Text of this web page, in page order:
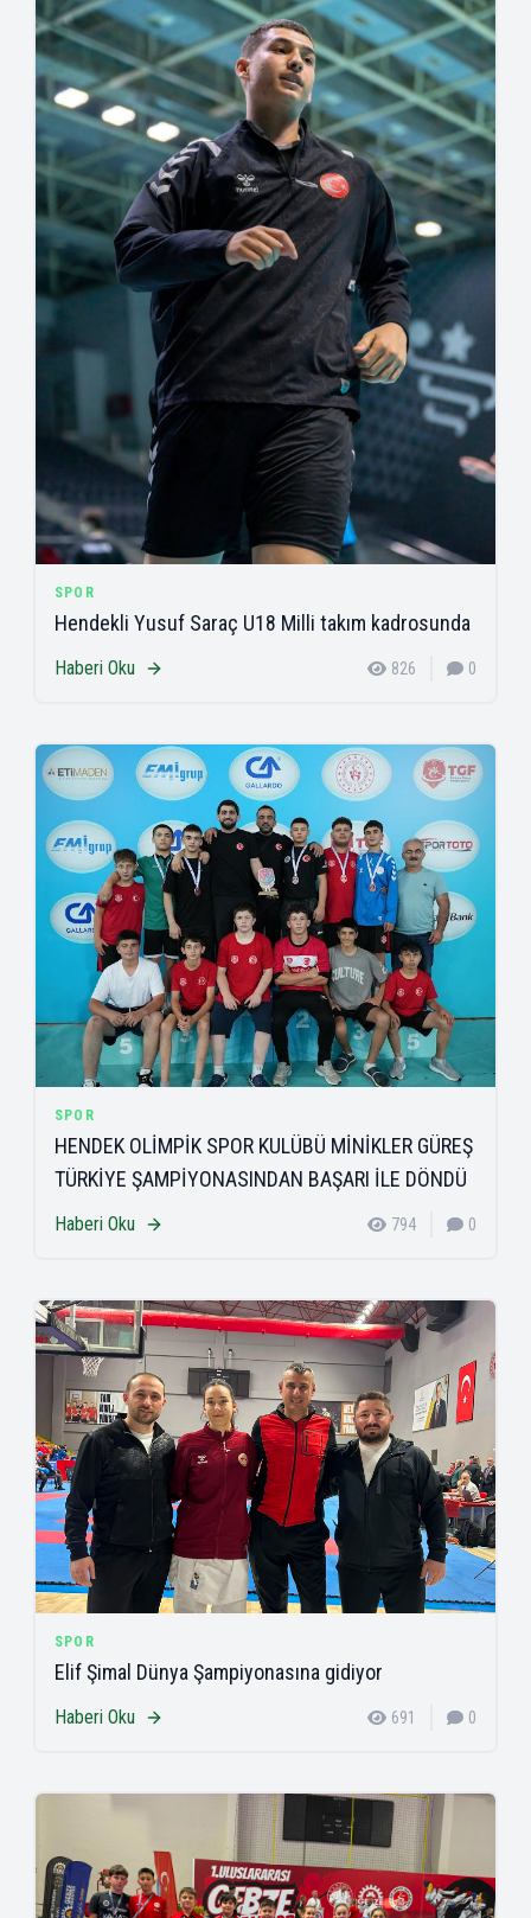
SPOR
Hendekli Yusuf Saraç U18 Milli takım kadrosunda
Haberi Oku 826 0
SPOR
HENDEK OLİMPİK SPOR KULÜBÜ MİNİKLER GÜREŞ
TÜRKİYE ŞAMPİYONASINDAN BAŞARI İLE DÖNDÜ
Haberi Oku 794 0
SPOR
Elif Şimal Dünya Şampiyonasına gidiyor
Haberi Oku 691 0